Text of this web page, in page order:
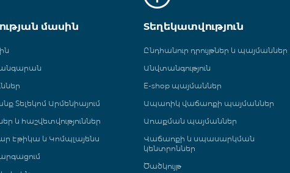
մասին
Տելեկոմ Արմենիայում
և հաշվետվություններ
Էթիկա և Կոմպլայենս
Տեղեկատվություն
Ընդհանուր դրույթներ և պայմաններ
Անվտանգություն
E-shop պայմաններ
Ապառիկ վաճառքի պայմաններ
Առաքման պայմաններ
Վաճառքի և սպասարկման
կենտրոններ
Ծածկույթ